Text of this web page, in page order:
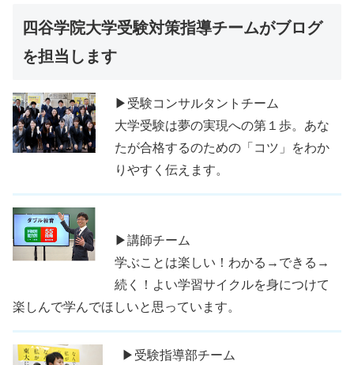
四谷学院大学受験対策指導チームがブログ
を担当します
▶受験コンサルタントチーム
大学受験は夢の実現への第１歩。あな
たが合格するのための「コツ」をわか
りやすく伝えます。
▶講師チーム
学ぶことは楽しい！わかる→できる→
続く！よい学習サイクルを身につけて
楽しんで学んでほしいと思っています。
▶受験指導部チーム